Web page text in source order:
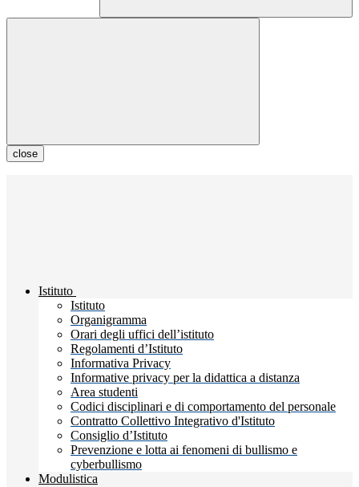
close
Istituto
Istituto
Organigramma
Orari degli uffici dell’istituto
Regolamenti d’Istituto
Informativa Privacy
Informative privacy per la didattica a distanza
Area studenti
Codici disciplinari e di comportamento del personale
Contratto Collettivo Integrativo d'Istituto
Consiglio d’Istituto
Prevenzione e lotta ai fenomeni di bullismo e
cyberbullismo
Modulistica